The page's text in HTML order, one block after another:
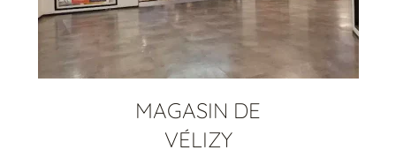
MAGASIN DE
VÉLIZY